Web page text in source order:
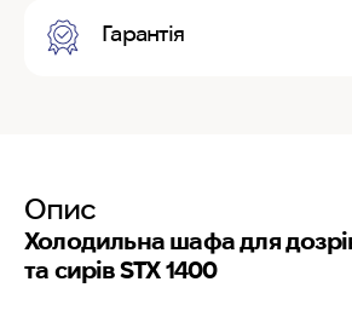
Гарантія
Опис
Холодильна шафа для
та сирів STX 1400